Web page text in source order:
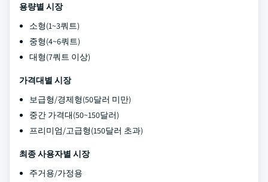
용량별 시장
소형(1~3쿼트)
중형(4~6쿼트)
대형(7쿼트 이상)
가격대별 시장
보급형/경제형(50달러 미만)
중간 가격대(50~150달러)
프리미엄/고급형(150달러 초과)
최종 사용자별 시장
주거용/가정용